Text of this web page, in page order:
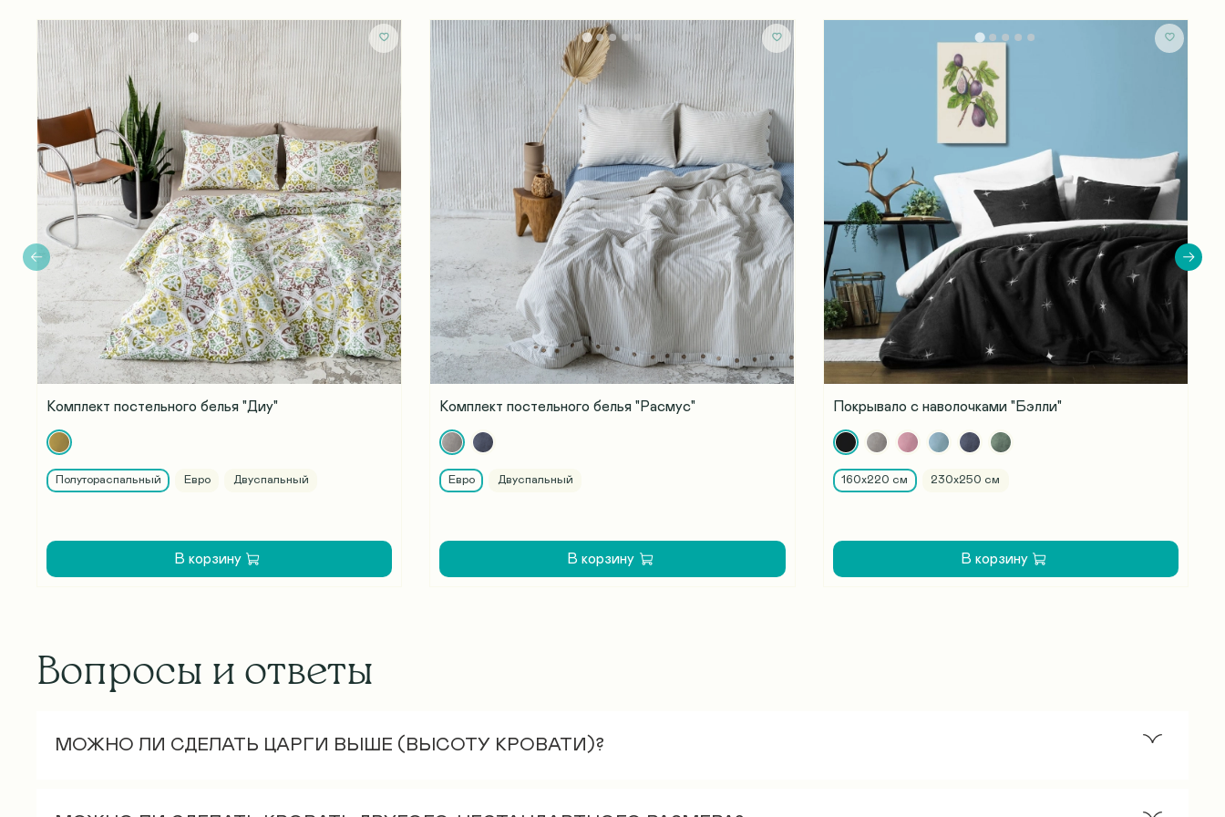
Комплект постельного белья "Диу"
Полутораспальный Евро Двуспальный
В корзину
Комплект постельного белья "Расмус"
Евро Двуспальный
В корзину
Покрывало с наволочками "Бэлли"
160х220 см 230х250 см
В корзину
Вопросы и ответы
МОЖНО ЛИ СДЕЛАТЬ ЦАРГИ ВЫШЕ (ВЫСОТУ КРОВАТИ)?